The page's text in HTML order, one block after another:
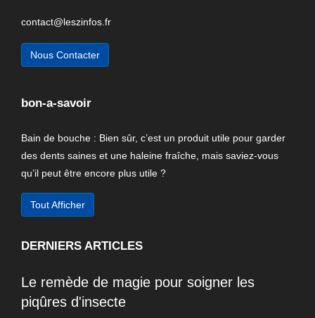
contact@leszinfos.fr
Nous Contacter
bon-a-savoir
Bain de bouche : Bien sûr, c’est un produit utile pour garder
des dents saines et une haleine fraîche, mais saviez-vous
qu’il peut être encore plus utile ?
Tout Afficher
DERNIERS ARTICLES
Le remède de magie pour soigner les
piqûres d'insecte